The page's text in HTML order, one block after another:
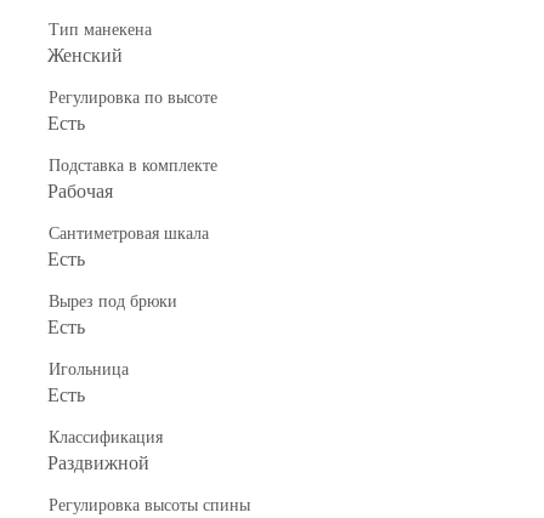
Тип манекена
Женский
Регулировка по высоте
Есть
Подставка в комплекте
Рабочая
Сантиметровая шкала
Есть
Вырез под брюки
Есть
Игольница
Есть
Классификация
Раздвижной
Регулировка высоты спины